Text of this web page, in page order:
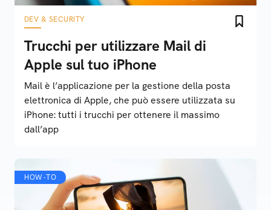
DEV & SECURITY
Trucchi per utilizzare Mail di
Apple sul tuo iPhone
Mail è l’applicazione per la gestione della posta
elettronica di Apple, che può essere utilizzata su
iPhone: tutti i trucchi per ottenere il massimo
dall’app
HOW-TO